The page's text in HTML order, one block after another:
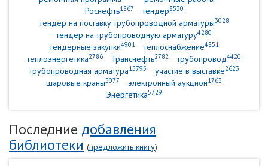
Роснефть1867 тендер8530
тендер на поставку трубопроводной арматуры3028
тендер на трубопроводную арматуру4280
тендерные закупки4901 теплоснабжение4851
теплоэнергетика2786 Транснефть2782 трубопровод4420
трубопроводная арматура15795 участие в выставке2623
шаровые краны5077 электронный аукцион1763
Энергетика5729
Последние добавления
библиотеки (предложить книгу)